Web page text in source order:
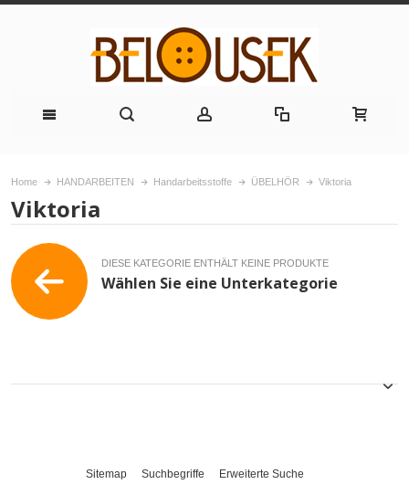
Home HANDARBEITEN Handarbeitsstoffe ÜBELHÖR Viktoria
Viktoria
DIESE KATEGORIE ENTHÄLT KEINE PRODUKTE
Wählen Sie eine Unterkategorie
Sitemap Suchbegriffe Erweiterte Suche